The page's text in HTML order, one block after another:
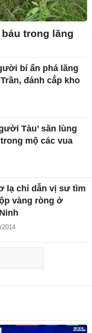
trong lăng
bí ẩn phá lăng
đánh cắp kho
Tàu’ săn lùng
mộ các vua
lạ chỉ dẫn vị sư tìm
vàng ròng ở
2014